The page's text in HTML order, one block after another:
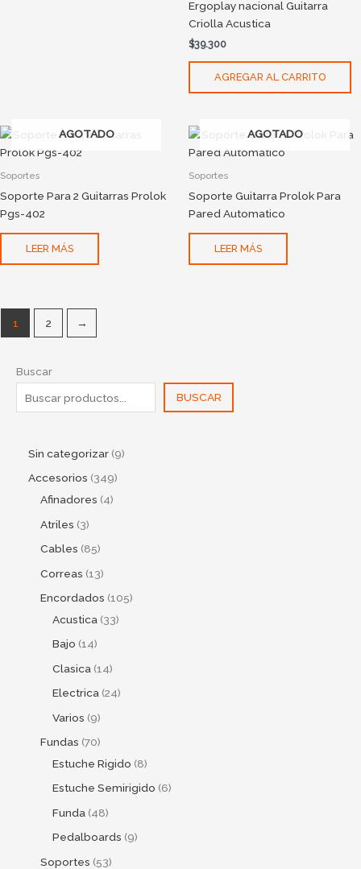
Buscar
BUSCAR
Sin categorizar 9
Accesorios 349
Afinadores 4
Atriles 3
Cables 85
Correas 13
Encordados 105
Acustica 33
Bajo 14
Clasica 14
Electrica 24
Varios 9
Fundas 70
Estuche Rigido 8
Estuche Semirigido 6
Funda 48
Pedalboards 9
Soportes 53
Ergoplay nacional Guitarra
Criolla Acustica
$39.300
AGREGAR AL CARRITO
AGOTADO
Soportes
Soporte Para 2 Guitarras Prolok
Pgs-402
LEER MÁS
AGOTADO
Soportes
Soporte Guitarra Prolok Para
Pared Automatico
LEER MÁS
1 2 →